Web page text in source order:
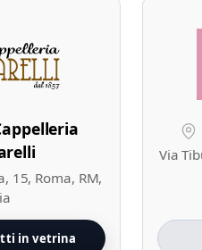
15, Roma, RM,
in vetrina
Via